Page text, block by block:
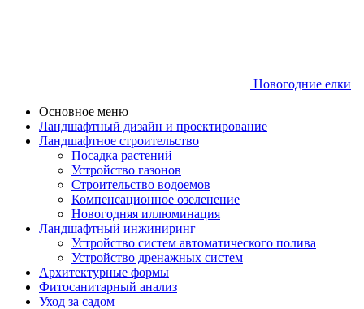
Новогодние елки
Основное меню
Ландшафтный дизайн и проектирование
Ландшафтное строительство
Посадка растений
Устройство газонов
Строительство водоемов
Компенсационное озеленение
Новогодняя иллюминация
Ландшафтный инжиниринг
Устройство систем автоматического полива
Устройство дренажных систем
Aрхитектурные формы
Фитосанитарный анализ
Уход за садом